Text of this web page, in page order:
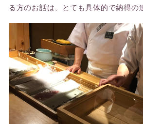
る方のお話は、とても具体的で納得の